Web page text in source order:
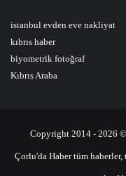
istanbul evden eve nakliyat
kıbrıs haber
biyometrik fotoğraf
Kıbrıs Araba
Copyright 2014 - 2026 ©
Çorlu'da Haber tüm